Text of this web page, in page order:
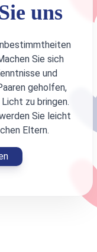
uns
Sie sich
und
geholfen,
zu bringen.
Sie leicht
Eltern.